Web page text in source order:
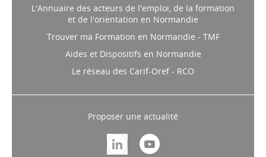
L'Annuaire des acteurs de l'emploi, de la formation
et de l'orientation en Normandie
Trouver ma Formation en Normandie - TMF
Aides et Dispositifs en Normandie
Le réseau des Carif-Oref - RCO
Proposer une actualité